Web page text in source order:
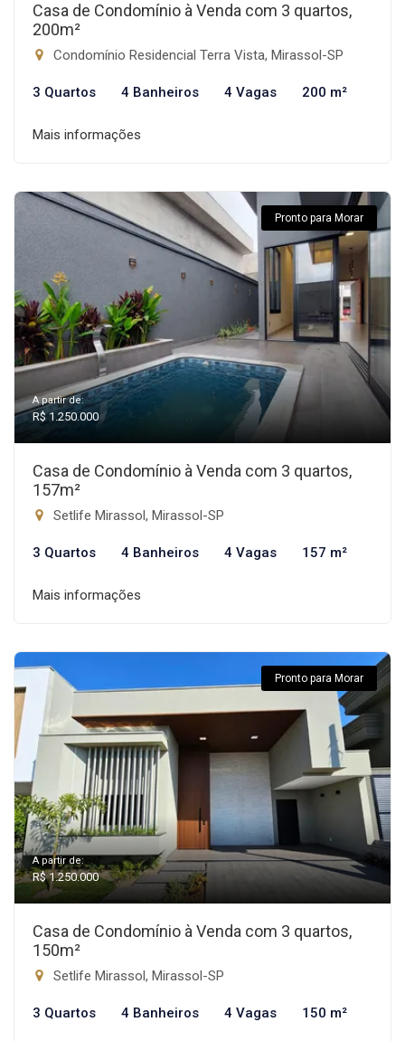
Casa de Condomínio à Venda com 3 quartos,
200m²
Condomínio Residencial Terra Vista, Mirassol-SP
3 Quartos 4 Banheiros 4 Vagas 200 m²
Mais informações
Pronto para Morar
A partir de:
R$ 1.250.000
Casa de Condomínio à Venda com 3 quartos,
157m²
Setlife Mirassol, Mirassol-SP
3 Quartos 4 Banheiros 4 Vagas 157 m²
Mais informações
Pronto para Morar
A partir de:
R$ 1.250.000
Casa de Condomínio à Venda com 3 quartos,
150m²
Setlife Mirassol, Mirassol-SP
3 Quartos 4 Banheiros 4 Vagas 150 m²